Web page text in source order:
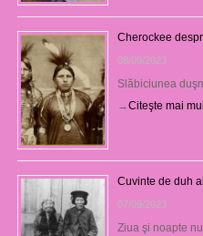
Cherockee
08/09/2023
Slăbiciunea
→Citeşte mai
Cuvinte de duh
07/09/2023
Ziua şi noapte